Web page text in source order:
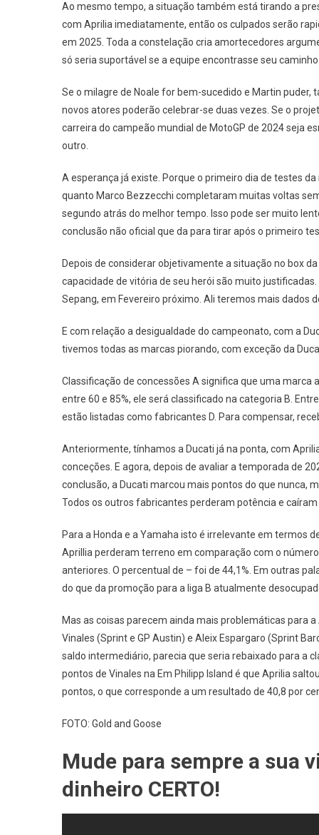
Ao mesmo tempo, a situação também está tirando a
com Aprilia imediatamente, então os culpados serão
em 2025. Toda a constelação cria amortecedores
só seria suportável se a equipe encontrasse seu
Se o milagre de Noale for bem-sucedido e Martin
novos atores poderão celebrar-se duas vezes. Se o
carreira do campeão mundial de MotoGP de 2024 seja
outro.
A esperança já existe. Porque o primeiro dia de testes
quanto Marco Bezzecchi completaram muitas voltas
segundo atrás do melhor tempo. Isso pode ser muito
conclusão não oficial que da para tirar após o primeiro
Depois de considerar objetivamente a situação no box
capacidade de vitória de seu herói são muito
Sepang, em Fevereiro próximo. Ali teremos mais dados
E com relação a desigualdade do campeonato, com a
tivemos todas as marcas piorando, com exceção da
Classificação de concessões A significa que uma
entre 60 e 85%, ele será classificado na categoria B.
estão listadas como fabricantes D. Para compensar,
Anteriormente, tínhamos a Ducati já na ponta, com
conceções. E agora, depois de avaliar a temporada de
conclusão, a Ducati marcou mais pontos do que nunca,
Todos os outros fabricantes perderam potência e caíram
Para a Honda e a Yamaha isto é irrelevante em termos
Aprillia perderam terreno em comparação com o
anteriores. O percentual de – foi de 44,1%. Em outras
do que da promoção para a liga B atualmente
Mas as coisas parecem ainda mais problemáticas para
Vinales (Sprint e GP Austin) e Aleix Espargaro (Sprint
saldo intermediário, parecia que seria rebaixado para a
pontos de Vinales na Em Philipp Island é que Aprilia
pontos, o que corresponde a um resultado de 40,8 por
FOTO: Gold and Goose
Mude para sempre a sua
dinheiro CERTO!